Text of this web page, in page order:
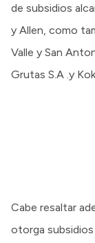
de subsidios
y Allen, como
Valle y San
Grutas S.A .y
Cabe resaltar
otorga